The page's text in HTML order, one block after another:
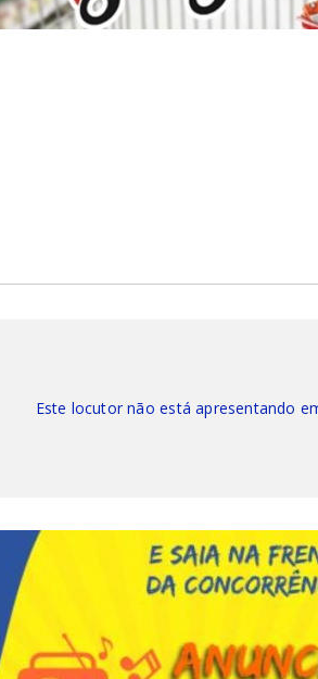
Este locutor não está apresentando